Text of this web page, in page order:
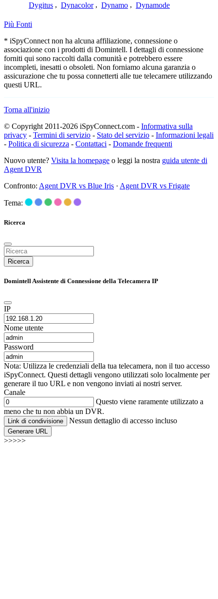
Dygitus , Dynacolor , Dynamo , Dynamode
Più Fonti
* iSpyConnect non ha alcuna affiliazione, connessione o
associazione con i prodotti di Domintell. I dettagli di connessione
forniti qui sono raccolti dalla comunità e potrebbero essere
incompleti, inesatti o obsoleti. Non forniamo alcuna garanzia o
assicurazione che tu possa connetterti alle tue telecamere utilizzando
questi URL.
Torna all'inizio
© Copyright 2011-2026 iSpyConnect.com - Informativa sulla
privacy - Termini di servizio - Stato del servizio - Informazioni legali
- Politica di sicurezza - Contattaci - Domande frequenti
Nuovo utente? Visita la homepage o leggi la nostra guida utente di
Agent DVR
Confronto: Agent DVR vs Blue Iris · Agent DVR vs Frigate
Tema:
Ricerca
Ricerca
Domintell Assistente di Connessione della Telecamera IP
IP
Nome utente
Password
Nota: Utilizza le credenziali della tua telecamera, non il tuo accesso
iSpyConnect. Questi dettagli vengono utilizzati solo localmente per
generare il tuo URL e non vengono inviati ai nostri server.
Canale
Questo viene raramente utilizzato a
meno che tu non abbia un DVR.
Link di condivisione Nessun dettaglio di accesso incluso
Generare URL
>>>>>